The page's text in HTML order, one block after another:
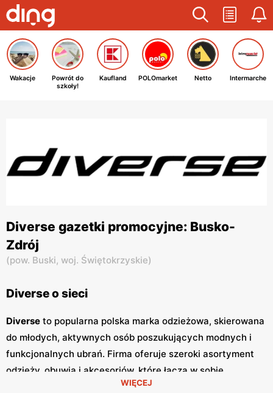
Wakacje
Powrót do
szkoły!
Kaufland POLOmarket Netto Intermarche
Diverse gazetki promocyjne: Busko-
Zdrój
(pow. Buski, woj. Świętokrzyskie)
Diverse o sieci
Diverse to popularna polska marka odzieżowa, skierowana
do młodych, aktywnych osób poszukujących modnych i
funkcjonalnych ubrań. Firma oferuje szeroki asortyment
odzieży, obuwia i akcesoriów, które łączą w sobie
nowoczesny design i wysoką jakość wykonania. Klienci
WIĘCEJ